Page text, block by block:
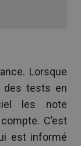
Lorsque
des tests en
les note
C’est
est informé